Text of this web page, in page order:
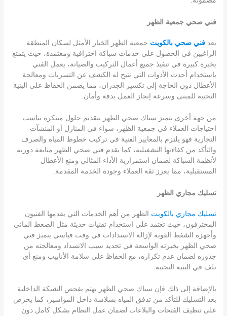
فني صحي جمعية الظهر
يعدفني صحي بالكويت جمعية الظهر الخيار الأمثل لسكان المنطقة
الراغبين في الحصول على خدمات سباكة احترافية ومعتمدة، حيث يتمتع
بخبرة كبيرة في تنفيذ جميع أعمال التركيب والصيانة، يعمل الفني
باستخدام أحدث الأدوات التي تتيح له الكشف عن التسربات ومعالجة
الأعطال دون الحاجة إلى تكسير الجدران، مما يضمن الحفاظ على البنية
التحتية للمبنى وسرعة إنجاز العمل بدقة وأمان.
من جهة أخرى يتميز سباك صحي الظهر بتقديم حلول مبتكرة تناسب
احتياجات العملاء في جمعية الظهر، سواء في المنازل أو المنشآت
التجارية فهو يلتزم بالمعايير الفنية في تركيب خطوط المياه والصرف
والتأكد من كفاءتها التشغيلية، كما يقدم فني صحي الظهر متابعة دورية
لأنظمة السباكة لضمان استمرارية الأداء المثالي ومنع الأعطال
المستقبلية، مما يعزز ثقة العملاء وجودة الخدمة المقدمة.
تسليك مجاري الظهر
تسليك مجاري بالكويت الظهر من أهم الخدمات التي يقدمها الفنيون
المحترفون، حيث تعتمد على استخدام تقنيات حديثة مثل الضغط المائي
وأجهزة الشفط القوية لإزالة الانسدادات في وقت قياسي يتميز فني
صحي الظهر بخبرته الواسعة في تحديد سبب الانسداد ومعالجته من
جذوره لضمان عدم تكراره، مع الحفاظ على سلامة الأنابيب ومنع أي
تلف في البنية التحتية.
بالإضافة إلى ذلك فإن سباك صحي الظهر يهتم بفحص الشبكة الداخلية
بعد التسليك للتأكد من تدفق المياه بسلاسة داخل المواسير، كما يحرص
على تنظيف الفتحات والبلاعات لضمان عمل النظام بشكل كامل دون